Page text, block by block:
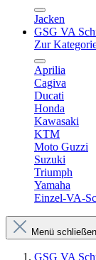
Jacken
GSG VA
Zur
Aprilia
Cagiva
Ducati
Honda
Kawasaki
KTM
Moto Guzzi
Suzuki
Triumph
Yamaha
Einzel-VA-
Menü schließen
GSG VA